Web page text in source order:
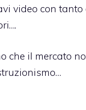
video con tanto
che il mercato